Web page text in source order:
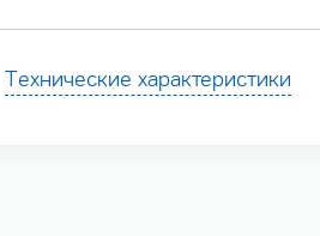
Технические характеристики